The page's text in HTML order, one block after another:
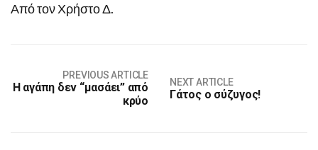
Από τον Χρήστο Δ.
PREVIOUS ARTICLE
Η αγάπη δεν “μασάει” από
κρύο
NEXT ARTICLE
Γάτος ο σύζυγος!